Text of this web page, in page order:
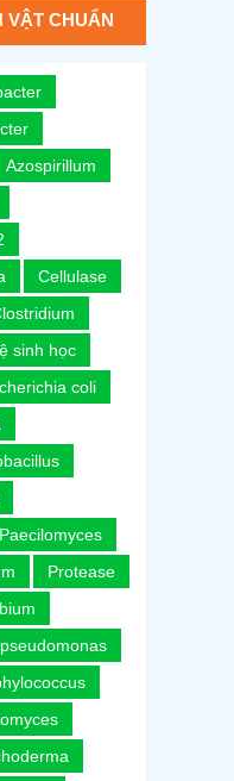
VẬT CHUẨN
Azospirillum
Cellulase
sinh học
coli
Paecilomyces
Protease